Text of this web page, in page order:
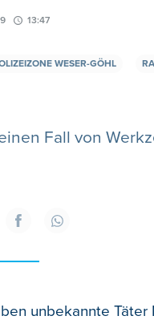
13:47
WESER-GÖHL
Fall von
unbekannte